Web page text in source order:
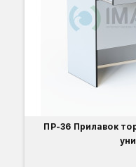
ПР-36 Прилавок